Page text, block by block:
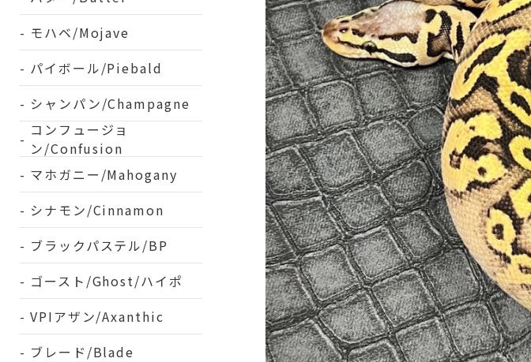
モハベ/Mojave
パイボール/Piebald
シャンパン/Champagne
コンフュージョ
ン/Confusion
マホガニー/Mahogany
シナモン/Cinnamon
ブラックパステル/BP
ゴースト/Ghost/ハイポ
VPIアザン/Axanthic
ブレード/Blade